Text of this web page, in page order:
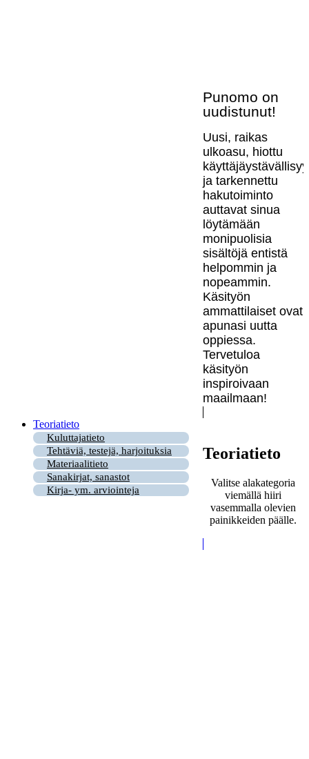
Punomo on
uudistunut!
Uusi, raikas
ulkoasu, hiottu
ja tarkennettu
hakutoiminto
auttavat sinua
löytämään
monipuolisia
sisältöjä entistä
helpommin ja
nopeammin.
Käsityön
ammattilaiset ovat
apunasi uutta
oppiessa.
Tervetuloa
käsityön
inspiroivaan
maailmaan!
Teoriatieto
Kuluttajatieto
Tehtäviä, testejä, harjoituksia
Materiaalitieto
Sanakirjat, sanastot
Kirja- ym. arviointeja
Teoriatieto
Valitse alakategoria
viemällä hiiri
vasemmalla olevien
painikkeiden päälle.